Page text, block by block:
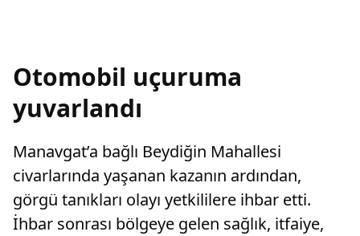
Otomobil uçuruma
yuvarlandı
Manavgat’a bağlı Beydiğin Mahallesi
civarlarında yaşanan kazanın ardından,
görgü tanıkları olayı yetkililere ihbar etti.
İhbar sonrası bölgeye gelen sağlık, itfaiye,